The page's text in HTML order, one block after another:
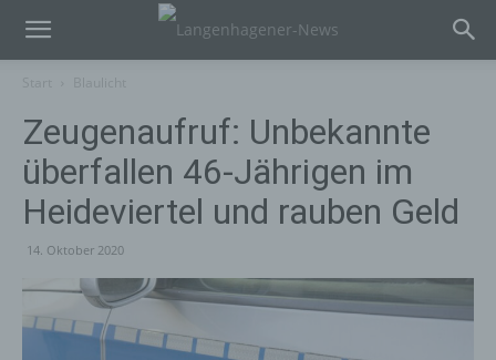
Zeugenaufruf: Unbekannte
überfallen 46-Jährigen im
Heideviertel und rauben Geld
14. Oktober 2020